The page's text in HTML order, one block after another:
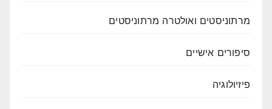
מרתוניסטים ואולטרה מרתוניסטים
סיפורים אישיים
פיזיולוגיה